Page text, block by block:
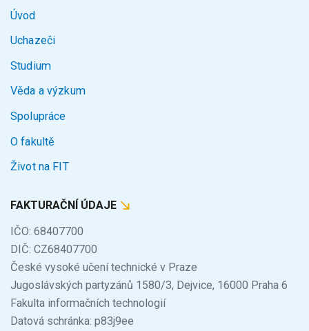
Úvod
Uchazeči
Studium
Věda a výzkum
Spolupráce
O fakultě
Život na FIT
FAKTURAČNÍ ÚDAJE
IČO: 68407700
DIČ: CZ68407700
České vysoké učení technické v Praze
Jugoslávských partyzánů 1580/3, Dejvice, 16000 Praha 6
Fakulta informačních technologií
Datová schránka: p83j9ee